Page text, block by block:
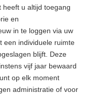
u altijd toegang
en
in te loggen via uw
een individuele ruimte
blijft. Deze
vijf jaar bewaard
op elk moment
administratie of voor